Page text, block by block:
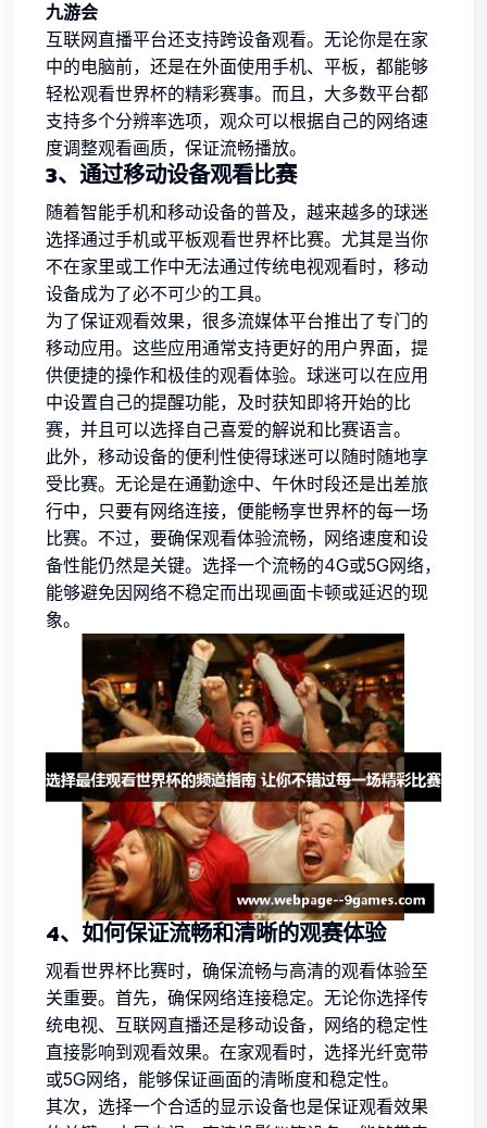
九游会
互联网直播平台还支持跨设备观看。无论你是在家
中的电脑前，还是在外面使用手机、平板，都能够
轻松观看世界杯的精彩赛事。而且，大多数平台都
支持多个分辨率选项，观众可以根据自己的网络速
度调整观看画质，保证流畅播放。
3、通过移动设备观看比赛
随着智能手机和移动设备的普及，越来越多的球迷
选择通过手机或平板观看世界杯比赛。尤其是当你
不在家里或工作中无法通过传统电视观看时，移动
设备成为了必不可少的工具。
为了保证观看效果，很多流媒体平台推出了专门的
移动应用。这些应用通常支持更好的用户界面，提
供便捷的操作和极佳的观看体验。球迷可以在应用
中设置自己的提醒功能，及时获知即将开始的比
赛，并且可以选择自己喜爱的解说和比赛语言。
此外，移动设备的便利性使得球迷可以随时随地享
受比赛。无论是在通勤途中、午休时段还是出差旅
行中，只要有网络连接，便能畅享世界杯的每一场
比赛。不过，要确保观看体验流畅，网络速度和设
备性能仍然是关键。选择一个流畅的4G或5G网络，
能够避免因网络不稳定而出现画面卡顿或延迟的现
象。
4、如何保证流畅和清晰的观赛体验
观看世界杯比赛时，确保流畅与高清的观看体验至
关重要。首先，确保网络连接稳定。无论你选择传
统电视、互联网直播还是移动设备，网络的稳定性
直接影响到观看效果。在家观看时，选择光纤宽带
或5G网络，能够保证画面的清晰度和稳定性。
其次，选择一个合适的显示设备也是保证观看效果